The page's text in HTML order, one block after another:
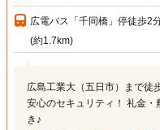
広電バス「千同橋」停徒歩2
(約1.7km)
広島工業大（五日市）まで
安心のセキュリティ！ 礼金
き♪